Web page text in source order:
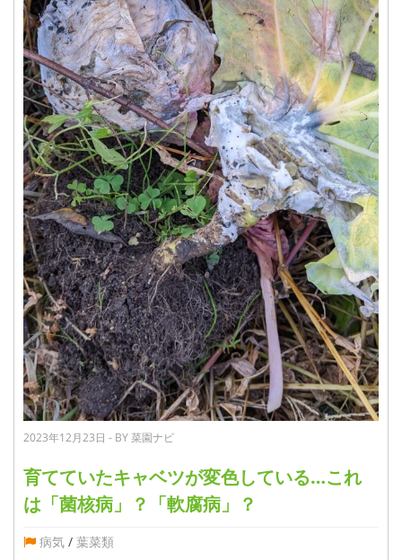
2023年12月23日 - BY 菜園ナビ
育てていたキャベツが変色している…これ
は「菌核病」？「軟腐病」？
病気 / 葉菜類